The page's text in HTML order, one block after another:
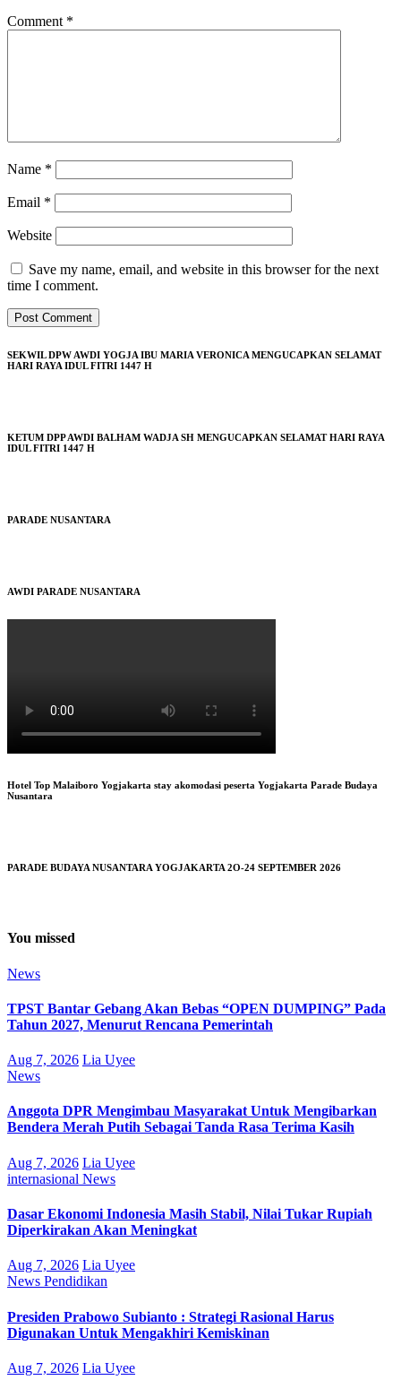
Comment *
Name *
Email *
Website
Save my name, email, and website in this browser for the next
time I comment.
SEKWIL DPW AWDI YOGJA IBU MARIA VERONICA MENGUCAPKAN SELAMAT
HARI RAYA IDUL FITRI 1447 H
KETUM DPP AWDI BALHAM WADJA SH MENGUCAPKAN SELAMAT HARI RAYA
IDUL FITRI 1447 H
PARADE NUSANTARA
AWDI PARADE NUSANTARA
Hotel Top Malaiboro Yogjakarta stay akomodasi peserta Yogjakarta Parade Budaya
Nusantara
PARADE BUDAYA NUSANTARA YOGJAKARTA 2O-24 SEPTEMBER 2026
You missed
News
TPST Bantar Gebang Akan Bebas “OPEN DUMPING” Pada
Tahun 2027, Menurut Rencana Pemerintah
Aug 7, 2026 Lia Uyee
News
Anggota DPR Mengimbau Masyarakat Untuk Mengibarkan
Bendera Merah Putih Sebagai Tanda Rasa Terima Kasih
Aug 7, 2026 Lia Uyee
internasional News
Dasar Ekonomi Indonesia Masih Stabil, Nilai Tukar Rupiah
Diperkirakan Akan Meningkat
Aug 7, 2026 Lia Uyee
News Pendidikan
Presiden Prabowo Subianto : Strategi Rasional Harus
Digunakan Untuk Mengakhiri Kemiskinan
Aug 7, 2026 Lia Uyee